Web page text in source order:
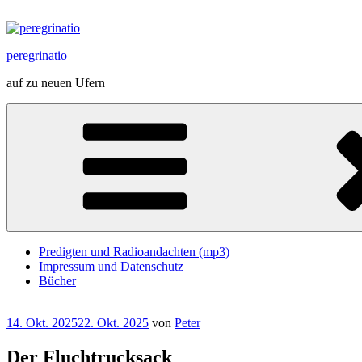
Inhalt
peregrinatio
auf zu neuen Ufern
Predigten und Radioandachten (mp3)
Impressum und Datenschutz
Bücher
Veröffentlicht
14. Okt. 202522. Okt. 2025 von Peter
Der Fluchtrucksack